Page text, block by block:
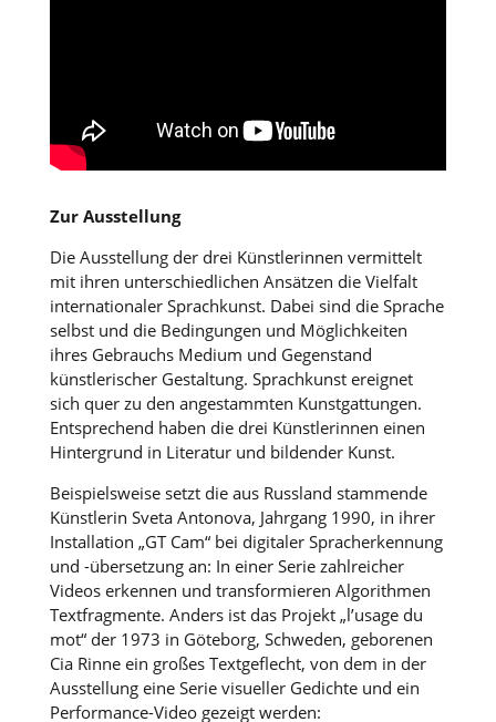
Zur Ausstellung
Die Ausstellung der drei Künstlerinnen vermittelt
mit ihren unterschiedlichen Ansätzen die Vielfalt
internationaler Sprachkunst. Dabei sind die Sprache
selbst und die Bedingungen und Möglichkeiten
ihres Gebrauchs Medium und Gegenstand
künstlerischer Gestaltung. Sprachkunst ereignet
sich quer zu den angestammten Kunstgattungen.
Entsprechend haben die drei Künstlerinnen einen
Hintergrund in Literatur und bildender Kunst.
Beispielsweise setzt die aus Russland stammende
Künstlerin Sveta Antonova, Jahrgang 1990, in ihrer
Installation „GT Cam“ bei digitaler Spracherkennung
und -übersetzung an: In einer Serie zahlreicher
Videos erkennen und transformieren Algorithmen
Textfragmente. Anders ist das Projekt „l’usage du
mot“ der 1973 in Göteborg, Schweden, geborenen
Cia Rinne ein großes Textgeflecht, von dem in der
Ausstellung eine Serie visueller Gedichte und ein
Performance-Video gezeigt werden: